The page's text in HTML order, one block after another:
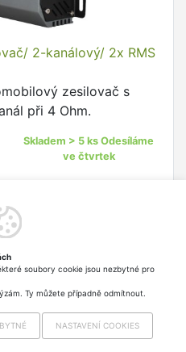
2-kanálový/ 2x RMS
zesilovač s
při 4 Ohm.
Skladem > 5 ks Odesíláme
ve čtvrtek
Copyright © 2012-2026
soubory cookie jsou nezbytné pro
Ty můžete případně odmítnout.
NASTAVENÍ COOKIES